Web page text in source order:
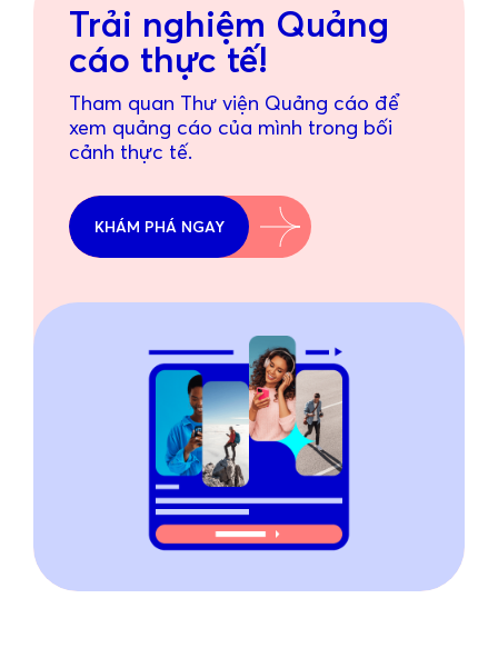
Trải nghiệm Quảng
cáo thực tế!
Tham quan Thư viện Quảng cáo để
xem quảng cáo của mình trong bối
cảnh thực tế.
KHÁM PHÁ NGAY